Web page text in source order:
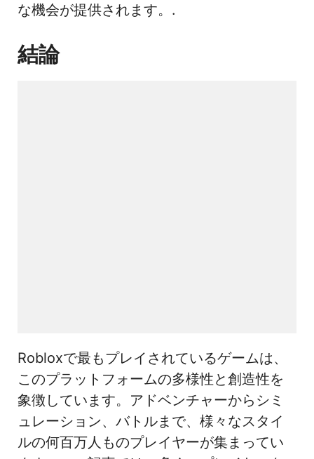
な機会が提供されます。.
結論
Robloxで最もプレイされているゲームは、
このプラットフォームの多様性と創造性を
象徴しています。アドベンチャーからシミ
ュレーション、バトルまで、様々なスタイ
ルの何百万人ものプレイヤーが集まってい